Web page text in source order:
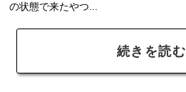
の状態で来たやつ...
続きを読む